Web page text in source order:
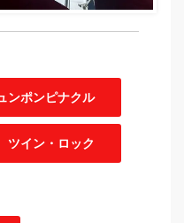
ンポンピナクル
ツイン・ロック